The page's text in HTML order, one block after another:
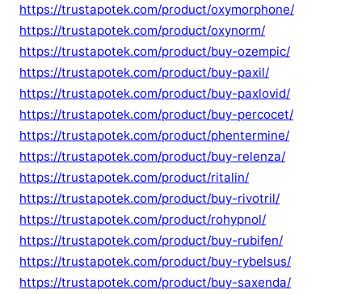
https://trustapotek.com/product/oxymorphone/
https://trustapotek.com/product/oxynorm/
https://trustapotek.com/product/buy-ozempic/
https://trustapotek.com/product/buy-paxil/
https://trustapotek.com/product/buy-paxlovid/
https://trustapotek.com/product/buy-percocet/
https://trustapotek.com/product/phentermine/
https://trustapotek.com/product/buy-relenza/
https://trustapotek.com/product/ritalin/
https://trustapotek.com/product/buy-rivotril/
https://trustapotek.com/product/rohypnol/
https://trustapotek.com/product/buy-rubifen/
https://trustapotek.com/product/buy-rybelsus/
https://trustapotek.com/product/buy-saxenda/